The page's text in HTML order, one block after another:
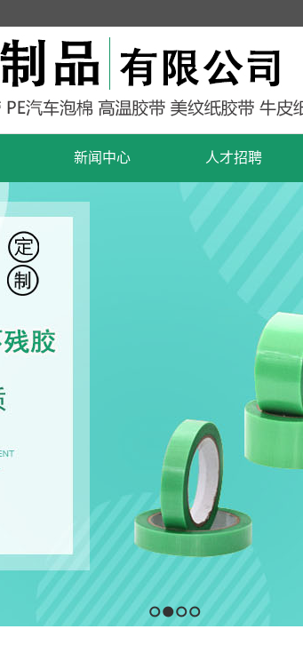
新闻中心 人才招聘
1 2 3 4